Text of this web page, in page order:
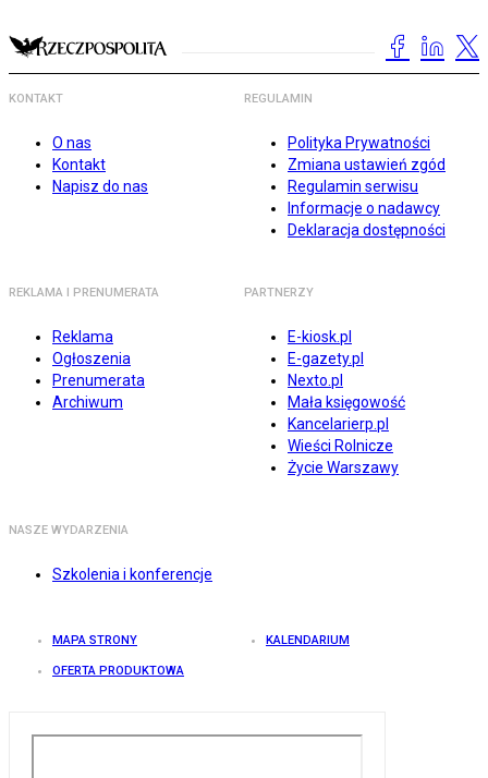
KONTAKT
O nas
Kontakt
Napisz do nas
REGULAMIN
Polityka Prywatności
Zmiana ustawień zgód
Regulamin serwisu
Informacje o nadawcy
Deklaracja dostępności
REKLAMA I PRENUMERATA
Reklama
Ogłoszenia
Prenumerata
Archiwum
PARTNERZY
E-kiosk.pl
E-gazety.pl
Nexto.pl
Mała księgowość
Kancelarierp.pl
Wieści Rolnicze
Życie Warszawy
NASZE WYDARZENIA
Szkolenia i konferencje
MAPA STRONY KALENDARIUM
OFERTA PRODUKTOWA